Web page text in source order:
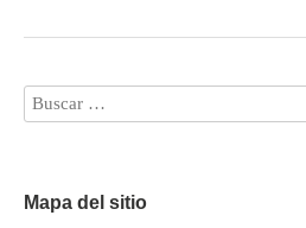
Mapa del sitio